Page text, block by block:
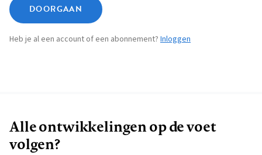
DOORGAAN
Heb je al een account of een abonnement? Inloggen
Alle ontwikkelingen op de voet
volgen?